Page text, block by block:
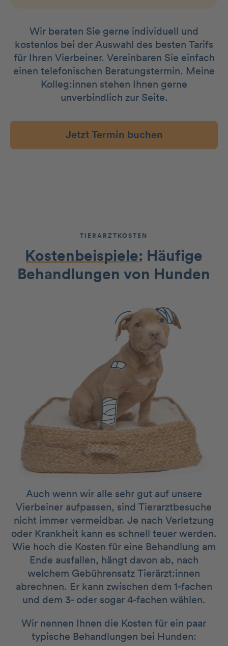
Wir beraten Sie gerne individuell und
kostenlos bei der Auswahl des besten Tarifs
für Ihren Vierbeiner. Vereinbaren Sie einfach
einen telefonischen Beratungstermin. Meine
Kolleg:innen stehen Ihnen gerne
unverbindlich zur Seite.
Jetzt Termin buchen
TIERARZTKOSTEN
Kostenbeispiele: Häufige
Behandlungen von Hunden
Auch wenn wir alle sehr gut auf unsere
Vierbeiner aufpassen, sind Tierarztbesuche
nicht immer vermeidbar. Je nach Verletzung
oder Krankheit kann es schnell teuer werden.
Wie hoch die Kosten für eine Behandlung am
Ende ausfallen, hängt davon ab, nach
welchem Gebührensatz Tierärzt:innen
abrechnen. Er kann zwischen dem 1-fachen
und dem 3- oder sogar 4-fachen wählen.
Wir nennen Ihnen die Kosten für ein paar
typische Behandlungen bei Hunden: